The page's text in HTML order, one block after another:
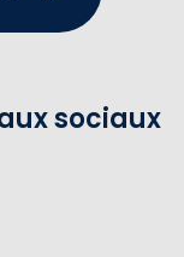
sociaux